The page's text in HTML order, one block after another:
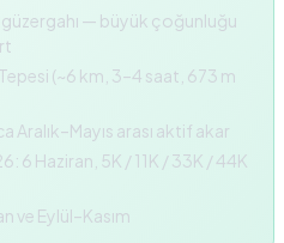
— büyük çoğunluğu
(~6 km, 3–4 saat, 673 m
Aralık–Mayıs arası aktif akar
6 Haziran, 5K / 11K / 33K / 44K
ve Eylül–Kasım